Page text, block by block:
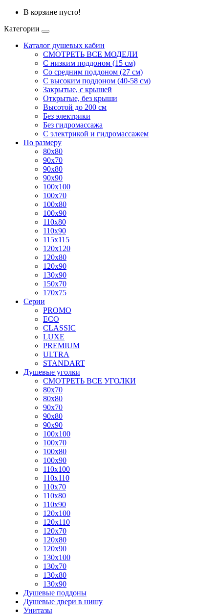
В корзине пусто!
Категории
Каталог душевых кабин
СМОТРЕТЬ ВСЕ МОДЕЛИ
С низким поддоном (15 см)
Со средним поддоном (27 см)
С высоким поддоном (40-58 см)
Закрытые, с крышей
Открытые, без крыши
Высотой до 200 см
Без электрики
Без гидромассажа
С электрикой и гидромассажем
По размеру
80x80
90x70
90x80
90x90
100x100
100x70
100x80
100x90
110x80
110x90
115x115
120x120
120x80
120x90
130x90
150x70
170x75
Серии
PROMO
ECO
CLASSIC
LUXE
PREMIUM
ULTRA
STANDART
Душевые уголки
СМОТРЕТЬ ВСЕ УГОЛКИ
80x70
80x80
90x70
90x80
90x90
100x100
100x70
100x80
100x90
110x100
110x110
110x70
110x80
110x90
120x100
120x110
120x70
120x80
120x90
130x100
130x70
130x80
130x90
Душевые поддоны
Душевые двери в нишу
Унитазы